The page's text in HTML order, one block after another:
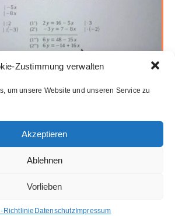
Zustimmung verwalten
um unsere Website und unseren Service zu
Akzeptieren
Ablehnen
Vorlieben
Richtlinie DatenschutzImpressum
Ausklammern